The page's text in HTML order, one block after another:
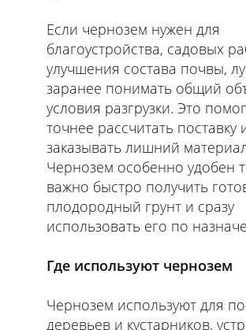
Если чернозем нужен для
благоустройства, садовых
улучшения состава почвы,
заранее понимать общий
условия разгрузки. Это
точнее рассчитать поставку
заказывать лишний
Чернозем особенно удобен
важно быстро получить
плодородный грунт и сразу
использовать его по
Где используют чернозем
Чернозем используют для
деревьев и кустарников,